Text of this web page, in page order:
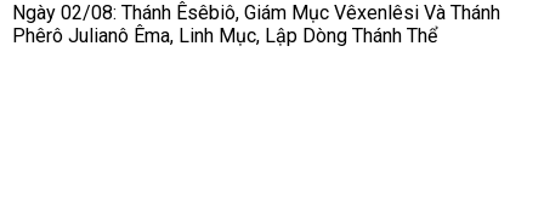
Ngày 02/08: Thánh Êsêbiô, Giám Mục Vêxenlêsi Và Thánh
Phêrô Julianô Êma, Linh Mục, Lập Dòng Thánh Thể